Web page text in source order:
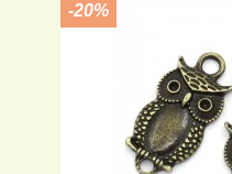
-20%